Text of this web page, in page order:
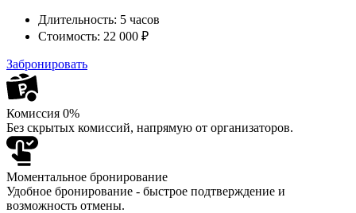
Длительность: 5 часов
Стоимость: 22 000 ₽
Забронировать
Комиссия 0%
Без скрытых комиссий, напрямую от организаторов.
Моментальное бронирование
Удобное бронирование - быстрое подтверждение и
возможность отмены.